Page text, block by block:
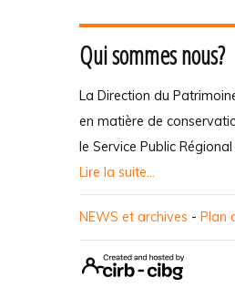
Qui sommes nous?
La Direction du
en matière de
le Service Public
Lire la suite...
NEWS et archives - Plan